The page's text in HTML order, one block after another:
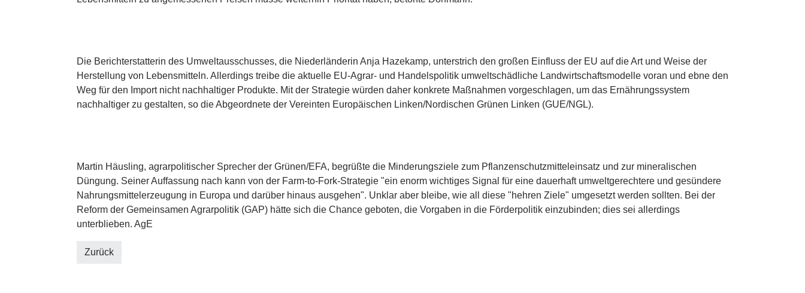
Die Berichterstatterin des Umweltausschusses, die Niederländerin Anja Hazekamp, unterstrich den großen Einfluss der EU auf die Art und Weise der
Herstellung von Lebensmitteln. Allerdings treibe die aktuelle EU-Agrar- und Handelspolitik umweltschädliche Landwirtschaftsmodelle voran und ebne den
Weg für den Import nicht nachhaltiger Produkte. Mit der Strategie würden daher konkrete Maßnahmen vorgeschlagen, um das Ernährungssystem
nachhaltiger zu gestalten, so die Abgeordnete der Vereinten Europäischen Linken/Nordischen Grünen Linken (GUE/NGL).
Martin Häusling, agrarpolitischer Sprecher der Grünen/EFA, begrüßte die Minderungsziele zum Pflanzenschutzmitteleinsatz und zur mineralischen
Düngung. Seiner Auffassung nach kann von der Farm-to-Fork-Strategie "ein enorm wichtiges Signal für eine dauerhaft umweltgerechtere und gesündere
Nahrungsmittelerzeugung in Europa und darüber hinaus ausgehen". Unklar aber bleibe, wie all diese "hehren Ziele" umgesetzt werden sollten. Bei der
Reform der Gemeinsamen Agrarpolitik (GAP) hätte sich die Chance geboten, die Vorgaben in die Förderpolitik einzubinden; dies sei allerdings
unterblieben. AgE
Zurück